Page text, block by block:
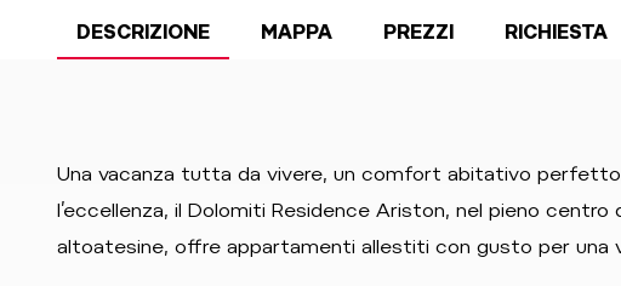
DESCRIZIONE MAPPA PREZZI RICHIESTA
Una vacanza tutta da vivere, un comfort abitativo
l’eccellenza, il Dolomiti Residence Ariston, nel pieno
altoatesine, offre appartamenti allestiti con gusto per una